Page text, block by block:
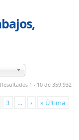
Resultados 1 - 10 de 359.932
3 … › » Última